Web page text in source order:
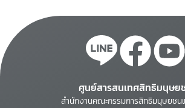
ศูนย์สารสนเทศสิทธิมนุษย
สำนักงานคณะกรรมการสิทธิมนุษยชน